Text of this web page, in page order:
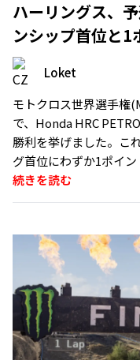
ハーリングス、
ンシップ首位と1
Loket
モトクロス世界選手権
で、Honda HRC
勝利を挙げました。こ
グ首位にわずか1ポイ
続きを読む